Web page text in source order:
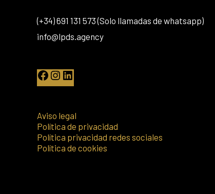
(+34) 691 131 573 (Solo llamadas de whatsapp)
info@lpds.agency
Aviso legal
Política de privacidad
Política privacidad redes sociales
Política de cookies